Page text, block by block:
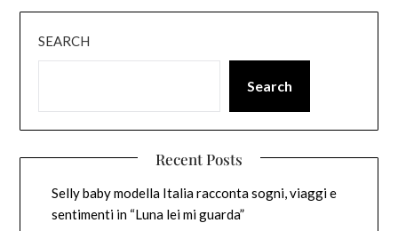
SEARCH
Search
Recent Posts
Selly baby modella Italia racconta sogni, viaggi e
sentimenti in “Luna lei mi guarda”